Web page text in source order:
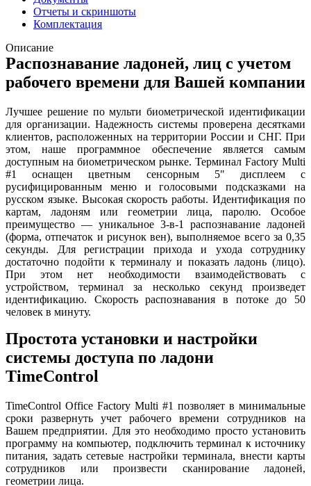
Отчеты и скриншоты
Комплектация
Описание
Распознавание ладоней, лиц с учетом
рабочего времени для Вашей компании
Лучшее решение по мульти биометрической идентификации
для организации. Надежность системы проверена десятками
клиентов, расположенных на территории России и СНГ. При
этом, наше программное обеспечение является самым
доступным на биометрическом рынке. Терминал Factory Multi
#1 оснащен цветным сенсорным 5" дисплеем с
русифицированным меню и голосовыми подсказками на
русском языке. Высокая скорость работы. Идентификация по
картам, ладоням или геометрии лица, паролю. Особое
преимущество — уникальное 3-в-1 распознавание ладоней
(форма, отпечаток и рисунок вен), выполняемое всего за 0,35
секунды. Для регистрации прихода и ухода сотруднику
достаточно подойти к терминалу и показать ладонь (лицо).
При этом нет необходимости взаимодействовать с
устройством, терминал за несколько секунд произведет
идентификацию. Скорость распознавания в потоке до 50
человек в минуту.
Простота установки и настройки
системы доступа по ладони
TimeControl
TimeControl Office Factory Multi #1 позволяет в минимальные
сроки развернуть учет рабочего времени сотрудников на
Вашем предприятии. Для это необходимо просто установить
программу на компьютер, подключить терминал к источнику
питания, задать сетевые настройки терминала, внести карты
сотрудников или произвести сканирование ладоней,
геометрии лица.